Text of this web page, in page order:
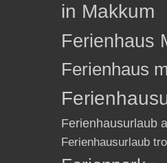
in Makkum
Ferienhaus
Ferienhaus
Ferienhausurlaub
Ferienhausurlaub